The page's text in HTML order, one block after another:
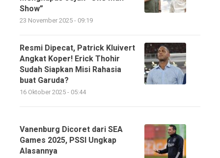
Show”
23 November 2025 - 09:19
Resmi Dipecat, Patrick Kluivert
Angkat Koper! Erick Thohir
Sudah Siapkan Misi Rahasia
buat Garuda?
16 Oktober 2025 - 05:44
Vanenburg Dicoret dari SEA
Games 2025, PSSI Ungkap
Alasannya